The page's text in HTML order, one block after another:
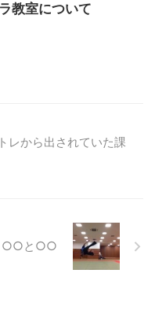
教室について
レから出されていた課
○○と○○